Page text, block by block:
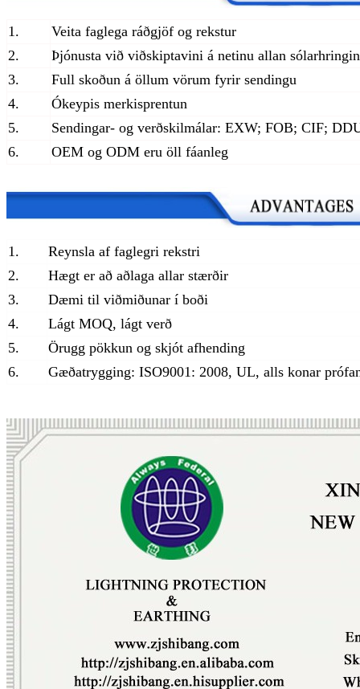
1.
Veita faglega ráðgjöf og rekstur
2.
Þjónusta við viðskiptavini á netinu allan
3.
Full skoðun á öllum vörum fyrir sendingu
4.
Ókeypis merkisprentun
5.
Sendingar- og verðskilmálar: EXW; FOB; CIF;
6.
OEM og ODM eru öll fáanleg
1.
Reynsla af faglegri rekstri
2.
Hægt er að aðlaga allar stærðir
3.
Dæmi til viðmiðunar í boði
4.
Lágt MOQ, lágt verð
5.
Örugg pökkun og skjót afhending
6.
Gæðatrygging: ISO9001: 2008, UL, alls konar